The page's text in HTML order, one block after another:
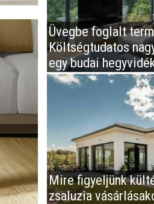
Üvegbe foglalt
Költségtudatos
egy budai
Mire figyeljünk
zsaluzia